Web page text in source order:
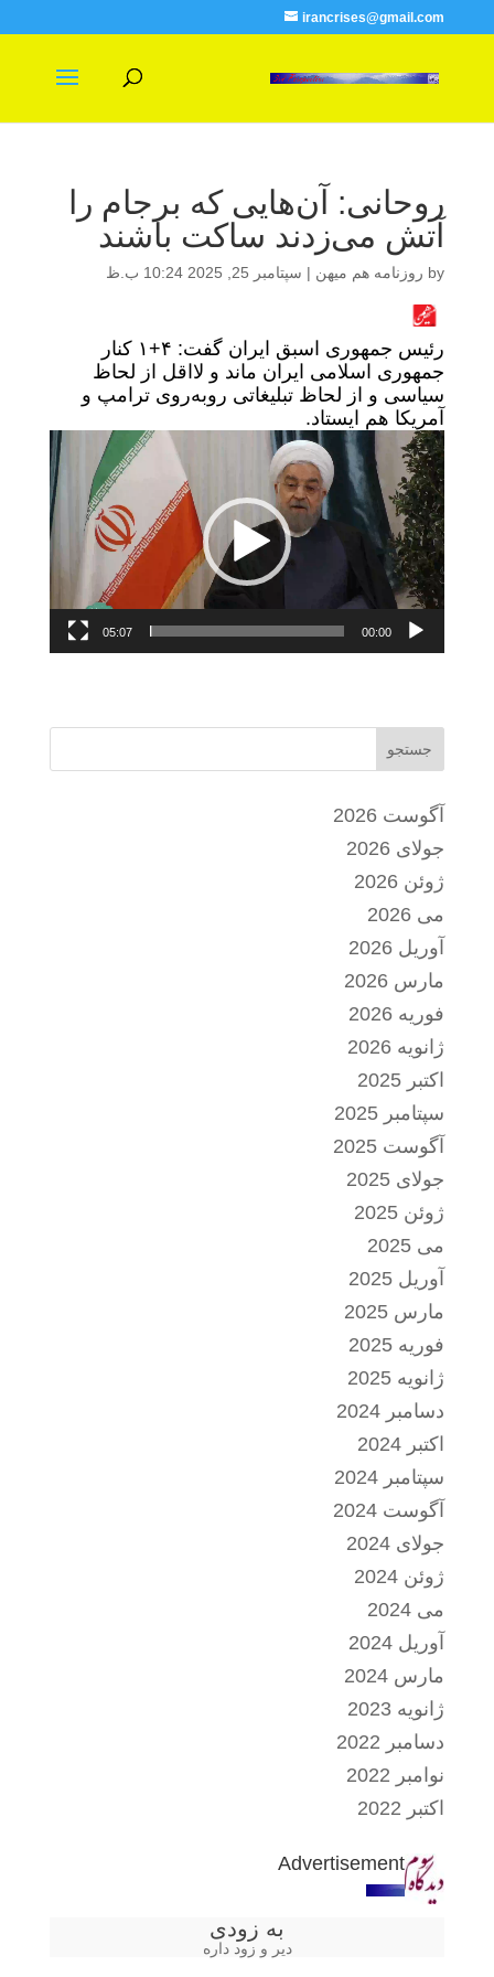
irancrises@gmail.com
روحانی: آن‌هایی که برجام را
آتش می‌زدند ساکت باشند
by روزنامه هم میهن | سپتامبر 25, 2025 10:24 ب.ظ
رئیس جمهوری اسبق ایران گفت: ۴+۱ کنار
جمهوری اسلامی ایران ماند و لااقل از لحاظ
سیاسی و از لحاظ تبلیغاتی روبه‌روی ترامپ و
آمریکا هم ایستاد.
نمایشگر
ویدیو
00:00
05:07
جستجو
آگوست 2026
جولای 2026
ژوئن 2026
می 2026
آوریل 2026
مارس 2026
فوریه 2026
ژانویه 2026
اکتبر 2025
سپتامبر 2025
آگوست 2025
جولای 2025
ژوئن 2025
می 2025
آوریل 2025
مارس 2025
فوریه 2025
ژانویه 2025
دسامبر 2024
اکتبر 2024
سپتامبر 2024
آگوست 2024
جولای 2024
ژوئن 2024
می 2024
آوریل 2024
مارس 2024
ژانویه 2023
دسامبر 2022
نوامبر 2022
اکتبر 2022
Advertisement
به زودی
دیر و زود داره